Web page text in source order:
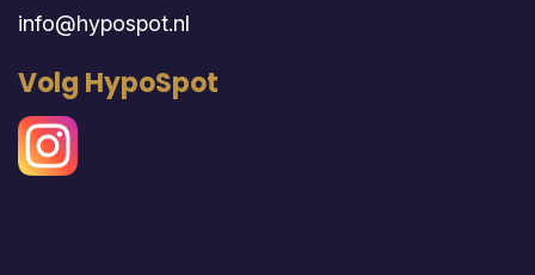
info@hypospot.nl
Volg HypoSpot